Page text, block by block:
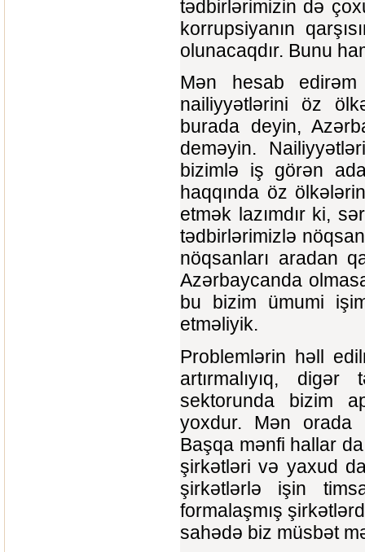
tədbirlərimizin də
korrupsiyanın
olunacaqdır. Bunu
Mən hesab edirəm
nailiyyətlərini öz
burada deyin,
deməyin.
bizimlə iş görən
haqqında öz
etmək lazımdır ki,
tədbirlərimizlə
nöqsanları aradan
Azərbaycanda
bu bizim ümumi
etməliyik.
Problemlərin həll
artırmalıyıq,
sektorunda bizim
yoxdur. Mən orada
Başqa mənfi hallar
şirkətləri və yaxud
şirkətlərlə işin
formalaşmış
sahədə biz müsbət